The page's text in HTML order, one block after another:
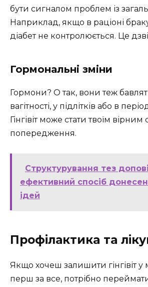
бути сигналом проблем із
Наприклад, якщо в раціоні
діабет не контролюється. Це
Гормональні зміни
Гормони? О так, вони теж
вагітності, у підлітків або в
Гінгівіт може стати твоїм
попередження.
Структурування тез
ефективний спосіб
ідей
Профілактика та
Якщо хочеш залишити гінгівіт
перш за все, потрібно